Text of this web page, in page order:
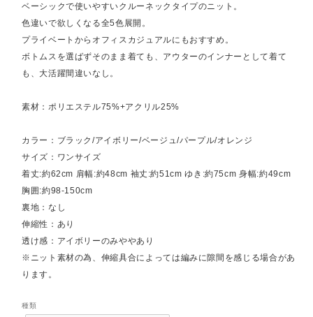
ベーシックで使いやすいクルーネックタイプのニット。
色違いで欲しくなる全5色展開。
プライベートからオフィスカジュアルにもおすすめ。
ボトムスを選ばずそのまま着ても、アウターのインナーとして着て
も、大活躍間違いなし。
素材：ポリエステル75%+アクリル25%
カラー：ブラック/アイボリー/ベージュ/パープル/オレンジ
サイズ：ワンサイズ
着丈:約62cm 肩幅:約48cm 袖丈:約51cm ゆき:約75cm 身幅:約49cm
胸囲:約98-150cm
裏地：なし
伸縮性：あり
透け感：アイボリーのみややあり
※ニット素材の為、伸縮具合によっては編みに隙間を感じる場合があ
ります。
種類